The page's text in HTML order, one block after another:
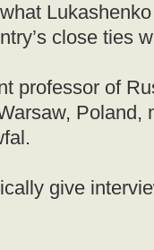
close ties
professor of
Poland,
give